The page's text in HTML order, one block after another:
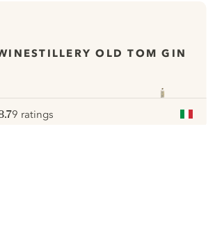
OLD TOM GIN
9 ratings